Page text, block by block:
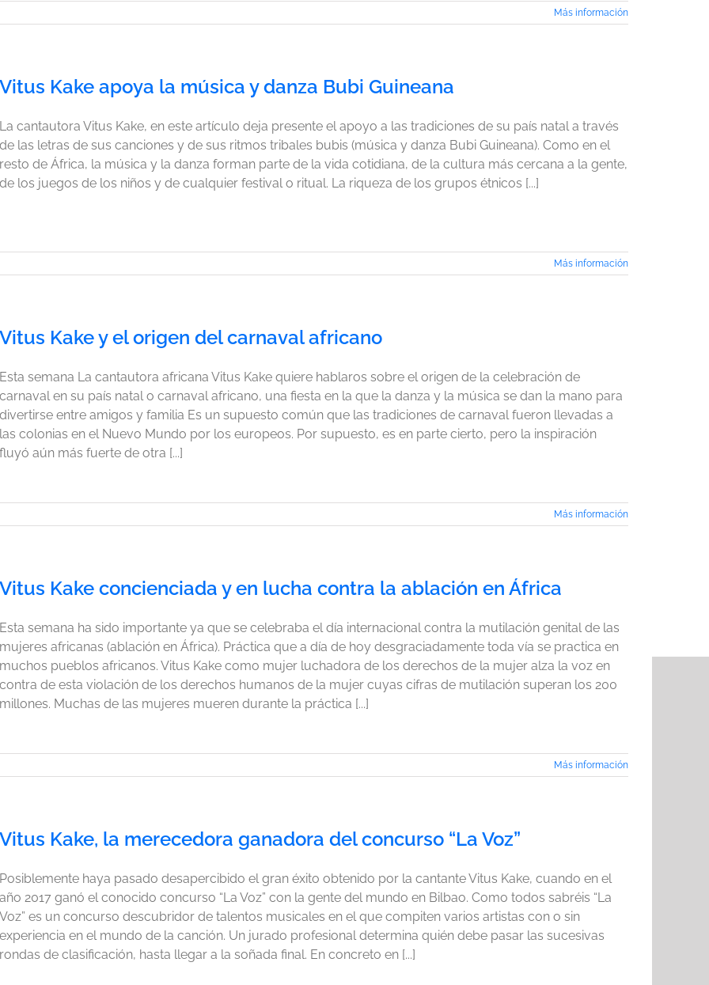
Más información
Vitus Kake apoya la música y danza Bubi Guineana
La cantautora Vitus Kake, en este artículo deja presente el apoyo a las tradiciones de su país natal a través
de las letras de sus canciones y de sus ritmos tribales bubis (música y danza Bubi Guineana). Como en el
resto de África, la música y la danza forman parte de la vida cotidiana, de la cultura más cercana a la gente,
de los juegos de los niños y de cualquier festival o ritual. La riqueza de los grupos étnicos [...]
Más información
Vitus Kake y el origen del carnaval africano
Esta semana La cantautora africana Vitus Kake quiere hablaros sobre el origen de la celebración de
carnaval en su país natal o carnaval africano, una fiesta en la que la danza y la música se dan la mano para
divertirse entre amigos y familia Es un supuesto común que las tradiciones de carnaval fueron llevadas a
las colonias en el Nuevo Mundo por los europeos. Por supuesto, es en parte cierto, pero la inspiración
fluyó aún más fuerte de otra [...]
Más información
Vitus Kake concienciada y en lucha contra la ablación en África
Esta semana ha sido importante ya que se celebraba el día internacional contra la mutilación genital de las
mujeres africanas (ablación en África). Práctica que a día de hoy desgraciadamente toda vía se practica en
muchos pueblos africanos. Vitus Kake como mujer luchadora de los derechos de la mujer alza la voz en
contra de esta violación de los derechos humanos de la mujer cuyas cifras de mutilación superan los 200
millones. Muchas de las mujeres mueren durante la práctica [...]
Más información
Vitus Kake, la merecedora ganadora del concurso “La Voz”
Posiblemente haya pasado desapercibido el gran éxito obtenido por la cantante Vitus Kake, cuando en el
año 2017 ganó el conocido concurso “La Voz” con la gente del mundo en Bilbao. Como todos sabréis “La
Voz” es un concurso descubridor de talentos musicales en el que compiten varios artistas con o sin
experiencia en el mundo de la canción. Un jurado profesional determina quién debe pasar las sucesivas
rondas de clasificación, hasta llegar a la soñada final. En concreto en [...]